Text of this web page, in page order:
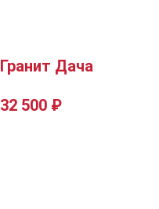
Гранит Дача
32 500 ₽